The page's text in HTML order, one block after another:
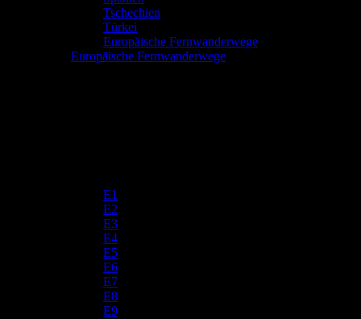
Tschechien
Türkei
Europäische Fernwanderwege
Europäische Fernwanderwege
E1
E2
E3
E4
E5
E6
E7
E8
E9